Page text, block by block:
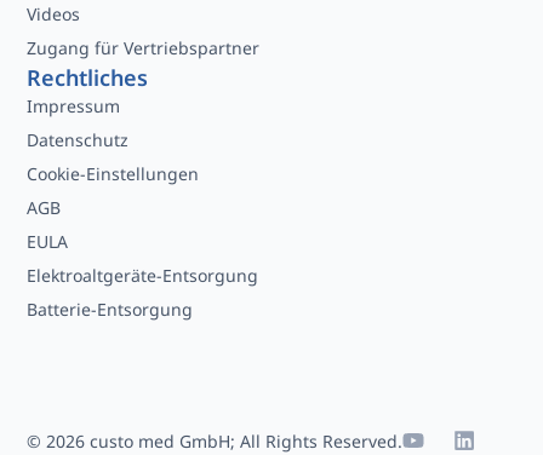
Videos
Zugang für Vertriebspartner
Rechtliches
Impressum
Datenschutz
Cookie-Einstellungen
AGB
EULA
Elektroaltgeräte-Entsorgung
Batterie-Entsorgung
© 2026 custo med GmbH; All Rights Reserved.